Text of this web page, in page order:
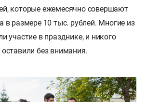
которые ежемесячно совершают
в размере 10 тыс. рублей. Многие из
участие в празднике, и никого
без внимания.